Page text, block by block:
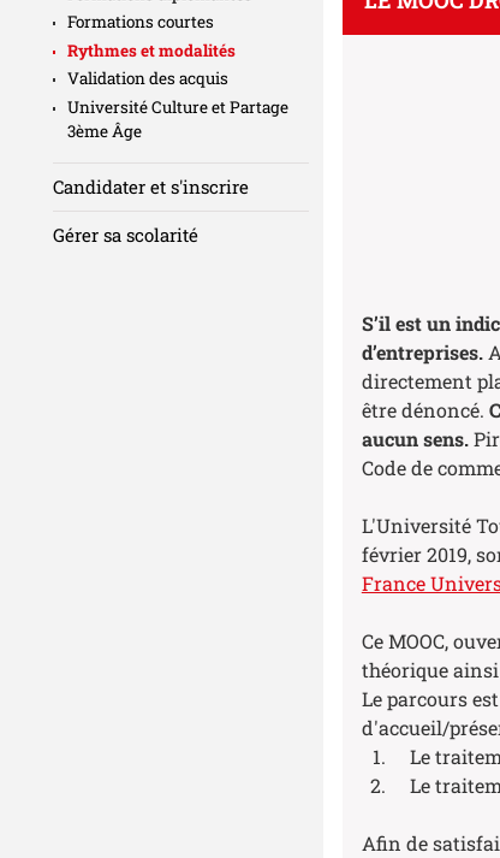
S’il estun
d’entreprises.
directement
être dénoncé.
aucun sens.
Code de
L'Université
février 2019,
France
Ce MOOC,
théorique
Le parcours
d'accueil/
Le
Le
Afin de
Formations courtes
Rythmes et modalités
Validation des acquis
Université Culture et Partage
3ème Âge
Candidater et s'inscrire
Gérer sa scolarité